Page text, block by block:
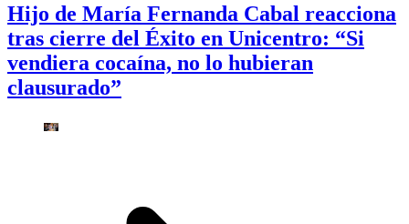
Hijo de María Fernanda Cabal reacciona
tras cierre del Éxito en Unicentro: “Si
vendiera cocaína, no lo hubieran
clausurado”